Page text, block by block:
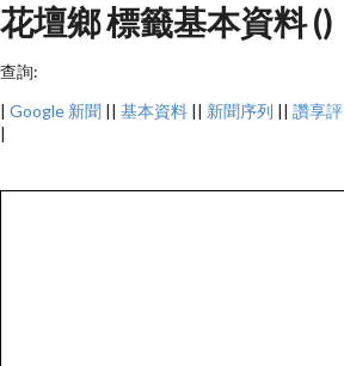
花壇鄉 標籤基本資料 ()
查詢:
| Google 新聞 || 基本資料 || 新聞序列 || 讚享評
|